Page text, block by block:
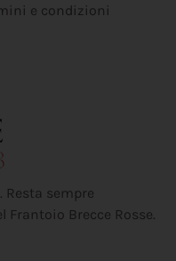
sempre
Brecce Rosse.
e condizioni